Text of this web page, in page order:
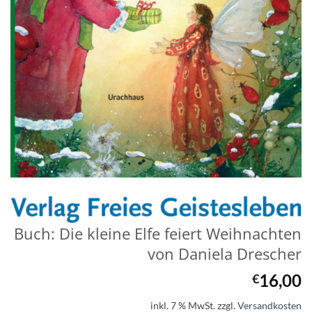
Buch: Die kleine Elfe feiert Weihnachten
von Daniela Drescher
€16,00
inkl. 7 % MwSt.zzgl.Versandkosten